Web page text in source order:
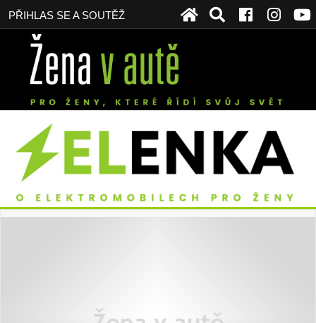
PŘIHLAS SE A SOUTĚŽ